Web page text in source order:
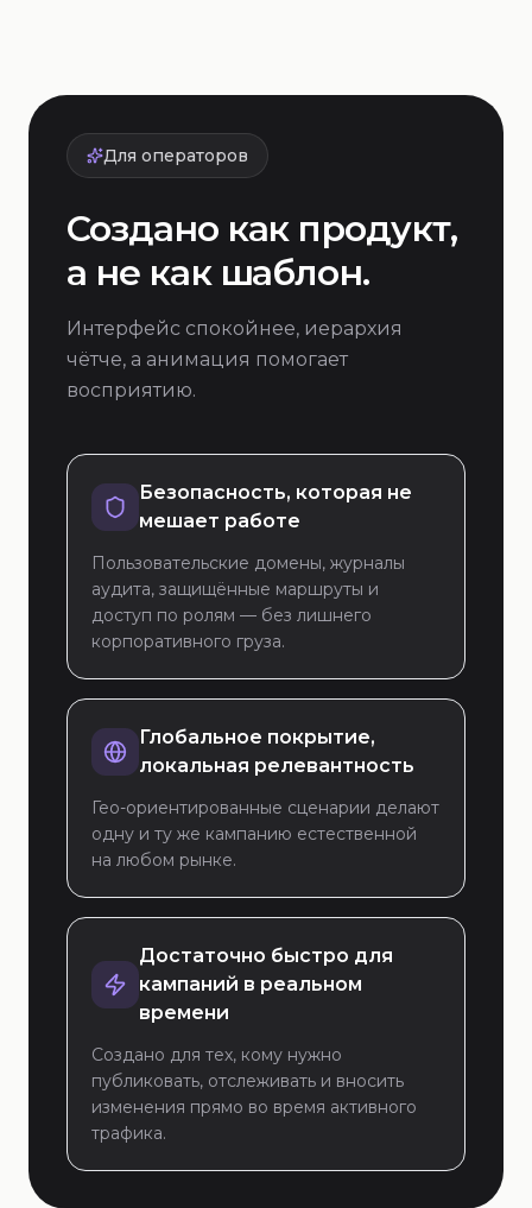
Для операторов
Создано как продукт,
а не как шаблон.
Интерфейс спокойнее, иерархия
чётче, а анимация помогает
восприятию.
Безопасность, которая не
мешает работе
Пользовательские домены, журналы
аудита, защищённые маршруты и
доступ по ролям — без лишнего
корпоративного груза.
Глобальное покрытие,
локальная релевантность
Гео-ориентированные сценарии делают
одну и ту же кампанию естественной
на любом рынке.
Достаточно быстро для
кампаний в реальном
времени
Создано для тех, кому нужно
публиковать, отслеживать и вносить
изменения прямо во время активного
трафика.